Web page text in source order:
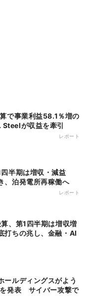
で事業利益58.1％増の
が収益を牽引
レポート
四半期は増収・減益
、泊発電所再稼働へ
レポート
ちの兆し、金融・AI
ールディングスがよう
発表 サイバー攻撃で